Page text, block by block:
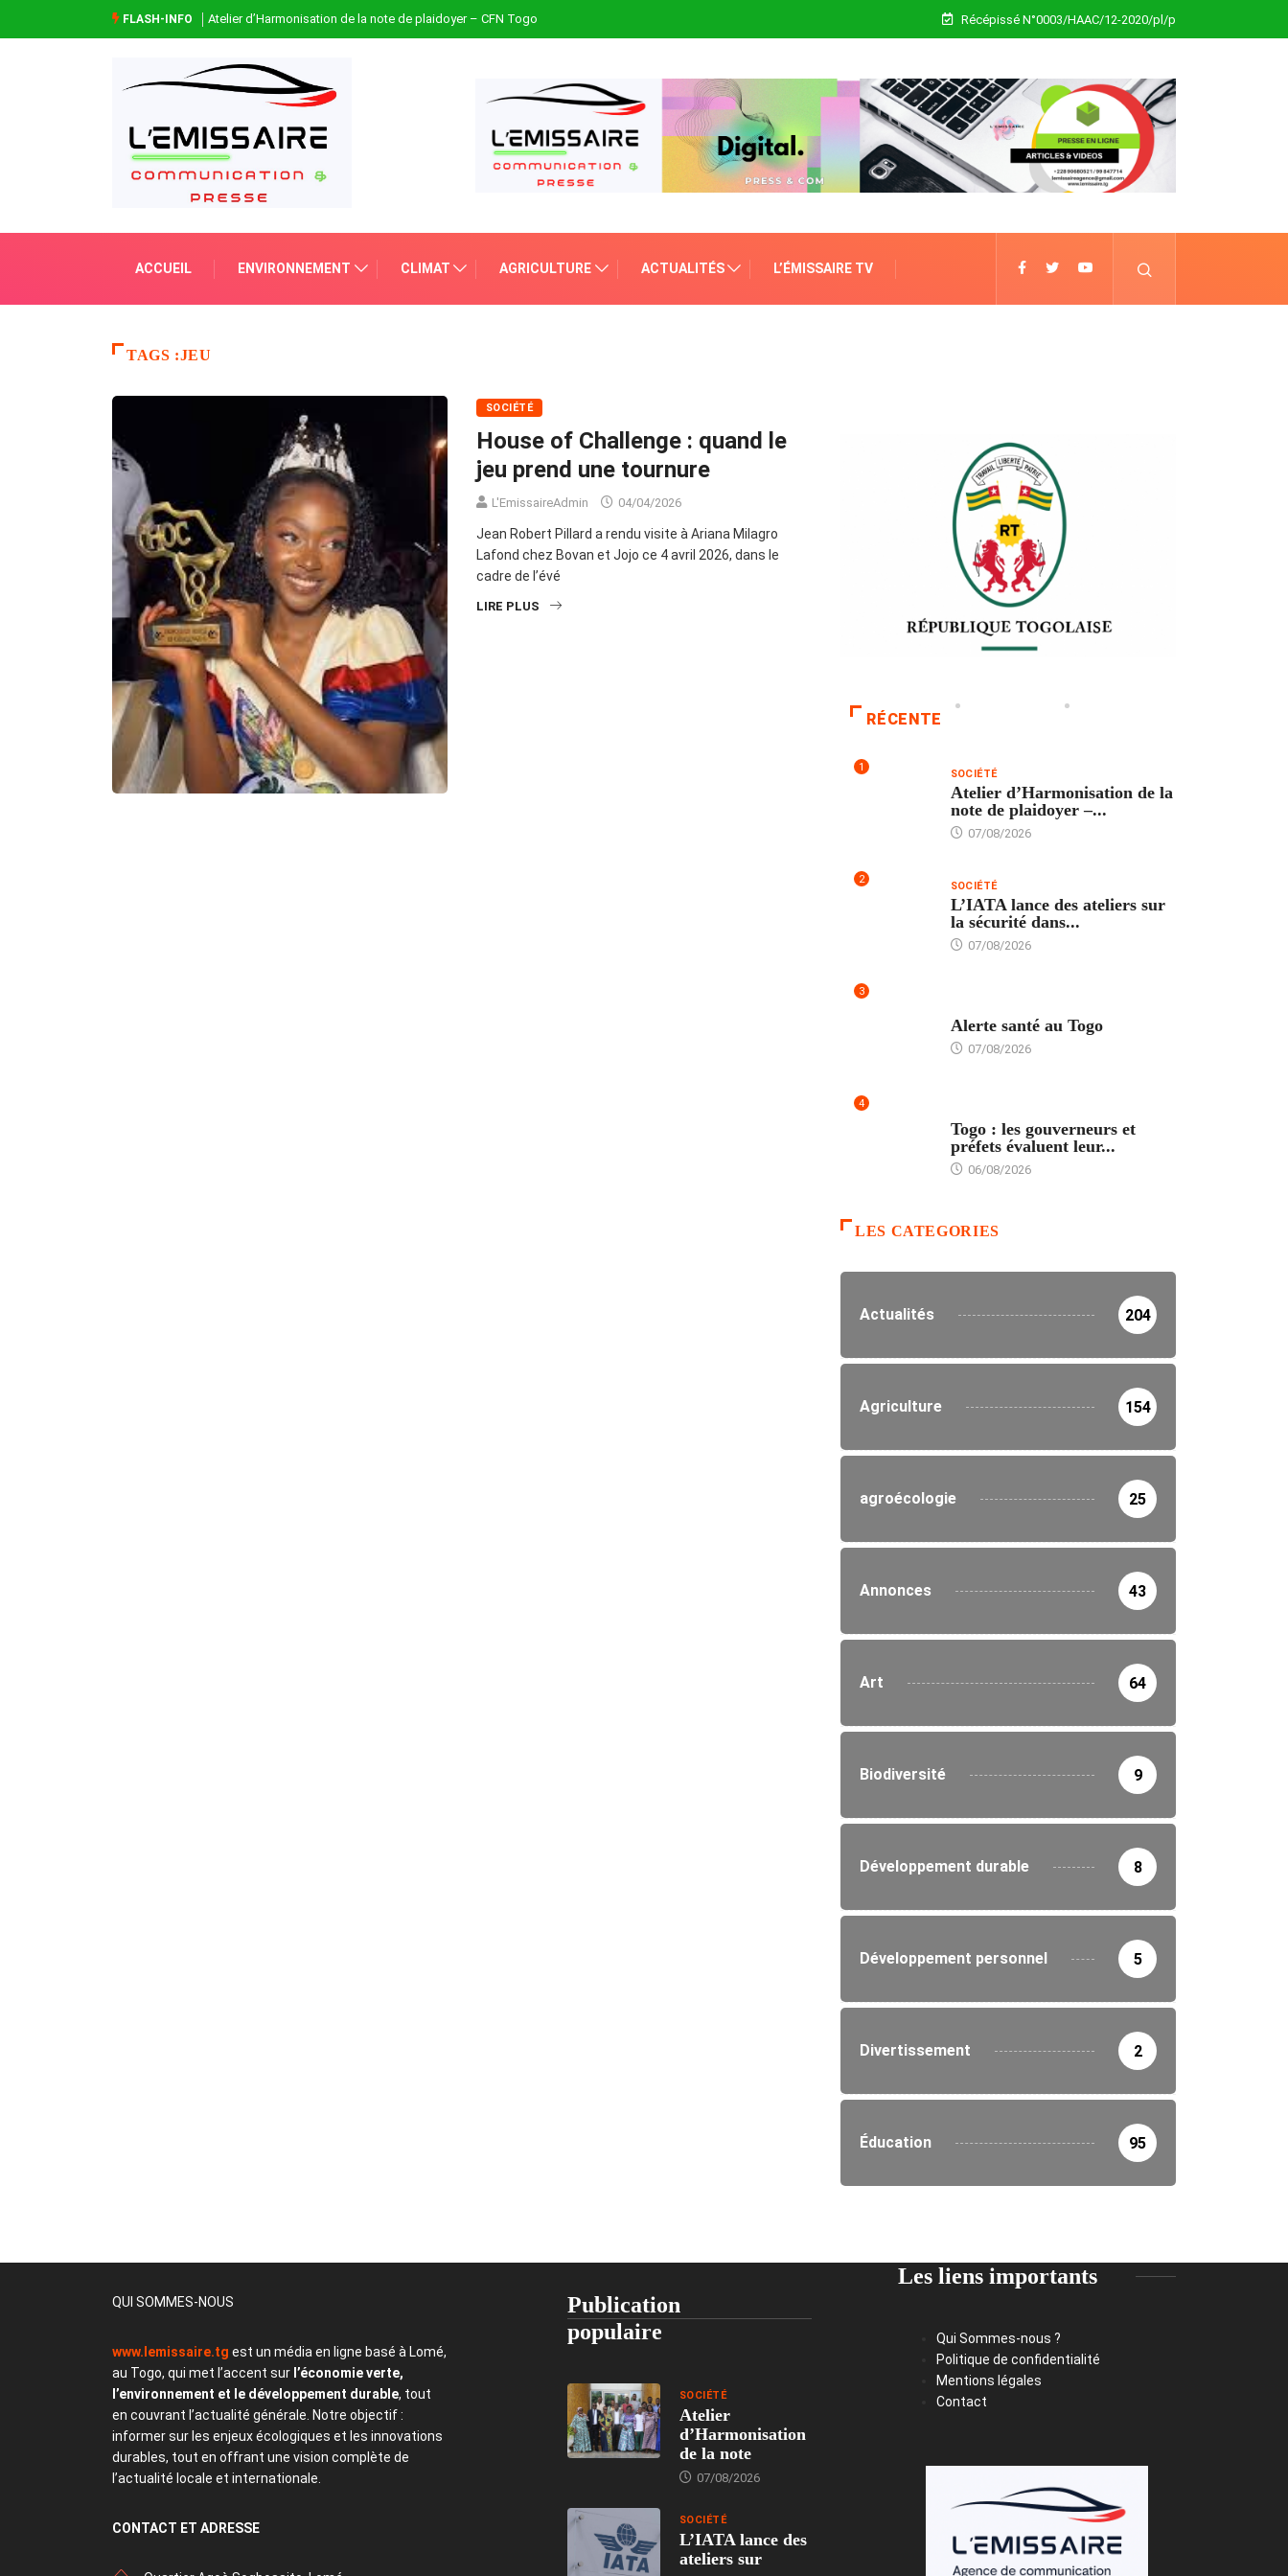
FLASH-INFO Atelier d’Harmonisation de la note de plaidoyer – CFN Togo Récépissé N°0003/HAAC/12-2020/pl/p
ACCUEIL ENVIRONNEMENT CLIMAT AGRICULTURE ACTUALITÉS L’ÉMISSAIRE TV
TAGS :JEU
SOCIÉTÉ
House of Challenge : quand le
jeu prend une tournure
L'EmissaireAdmin 04/04/2026
Jean Robert Pillard a rendu visite à Ariana Milagro
Lafond chez Bovan et Jojo ce 4 avril 2026, dans le
cadre de l’évé
LIRE PLUS
RÉCENTE
1 SOCIÉTÉ
Atelier d’Harmonisation de la
note de plaidoyer –...
07/08/2026
2 SOCIÉTÉ
L’IATA lance des ateliers sur
la sécurité dans...
07/08/2026
3
Alerte santé au Togo
07/08/2026
4
Togo : les gouverneurs et
préfets évaluent leur...
06/08/2026
LES CATEGORIES
Actualités 204
Agriculture 154
agroécologie 25
Annonces 43
Art 64
Biodiversité 9
Développement durable 8
Développement personnel 5
Divertissement 2
Éducation 95
QUI SOMMES-NOUS
www.lemissaire.tg est un média en ligne basé à Lomé,
au Togo, qui met l’accent sur l’économie verte,
l’environnement et le développement durable, tout
en couvrant l’actualité générale. Notre objectif :
informer sur les enjeux écologiques et les innovations
durables, tout en offrant une vision complète de
l’actualité locale et internationale.
CONTACT ET ADRESSE
Publication
populaire
SOCIÉTÉ
Atelier
d’Harmonisation
de la note
07/08/2026
SOCIÉTÉ
L’IATA lance des
ateliers sur
Les liens importants
Qui Sommes-nous ?
Politique de confidentialité
Mentions légales
Contact